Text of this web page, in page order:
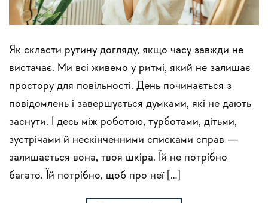
Як скласти рутину догляду, якщо часу завжди не
вистачає. Ми всі живемо у ритмі, який не залишає
простору для повільності. День починається з
повідомлень і завершується думками, які не дають
заснути. І десь між роботою, турботами, дітьми,
зустрічами й нескінченними списками справ —
залишається вона, твоя шкіра. Їй не потрібно
багато. Їй потрібно, щоб про неї […]